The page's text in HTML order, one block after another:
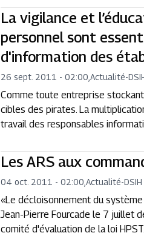
La vigilance et
personnel sont
d'information des
26 sept. 2011 - 02:00 ,Actualité-
Comme toute entreprise
cibles des pirates. La
travail des responsables
Les ARS aux
04 oct. 2011 - 02:00 ,Actualité-DSIH
«Le décloisonnement du
Jean-Pierre Fourcade le 7 juillet
comité d'évaluation de la loi HPST.